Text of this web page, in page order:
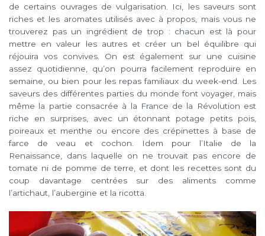
de certains ouvrages de vulgarisation. Ici, les saveurs sont
riches et les aromates utilisés avec à propos, mais vous ne
trouverez pas un ingrédient de trop : chacun est là pour
mettre en valeur les autres et créer un bel équilibre qui
réjouira vos convives. On est également sur une cuisine
assez quotidienne, qu’on pourra facilement reproduire en
semaine, ou bien pour les repas familiaux du week-end. Les
saveurs des différentes parties du monde font voyager, mais
même la partie consacrée à la France de la Révolution est
riche en surprises, avec un étonnant potage petits pois,
poireaux et menthe ou encore des crépinettes à base de
farce de veau et cochon. Idem pour l’Italie de la
Renaissance, dans laquelle on ne trouvait pas encore de
tomate ni de pomme de terre, et dont les recettes sont du
coup davantage centrées sur des aliments comme
l’artichaut, l’aubergine et la ricotta.